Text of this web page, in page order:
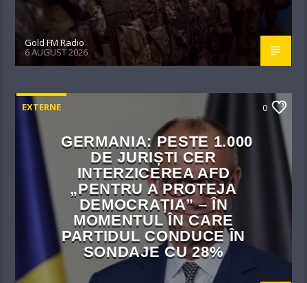
Gold FM Radio
6 AUGUST 2026
EXTERNE 0
GERMANIA: PESTE 1.000
DE JURIȘTI CER
INTERZICEREA AFD
„PENTRU A PROTEJA
DEMOCRAȚIA” – ÎN
MOMENTUL ÎN CARE
PARTIDUL CONDUCE ÎN
SONDAJE CU 28%